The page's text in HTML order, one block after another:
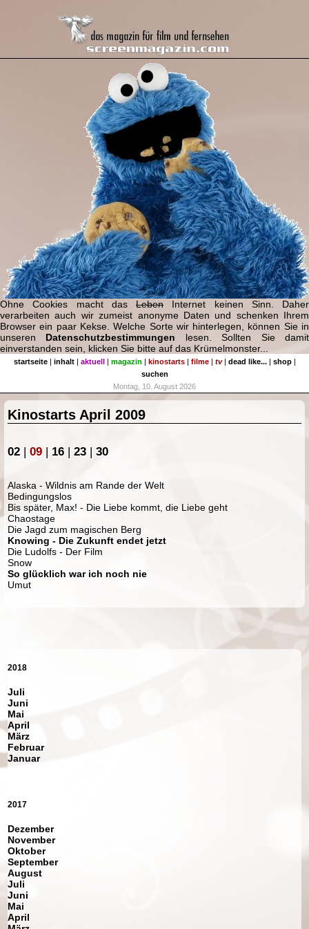
startseite| inhalt| aktuell| magazin | kinostarts| filme| tv| dead like...| shop|
suchen
Montag, 10. August 2026
2018
Juli
Juni
Mai
April
März
Februar
Januar
2017
Dezember
November
Oktober
September
August
Juli
Juni
Mai
April
Kinostarts April 2009
02 |09 | 16 |23 |30
Alaska - Wildnis am Rande der Welt
Bedingungslos
Bis später, Max! - Die Liebe kommt, die Liebe geht
Chaostage
Die Jagd zum magischen Berg
Knowing - Die Zukunft endet jetzt
Die Ludolfs - Der Film
Snow
So glücklich war ich noch nie
Umut
Ohne Cookies macht das Leben Internet keinen Sinn. Daher
verarbeiten auch wir zumeist anonyme Daten und schenken Ihrem
Browser ein paar Kekse. Welche Sorte wir hinterlegen, können Sie in
unseren Datenschutzbestimmungen lesen. Sollten Sie damit
einverstanden sein, klicken Sie bitte auf das Krümelmonster...